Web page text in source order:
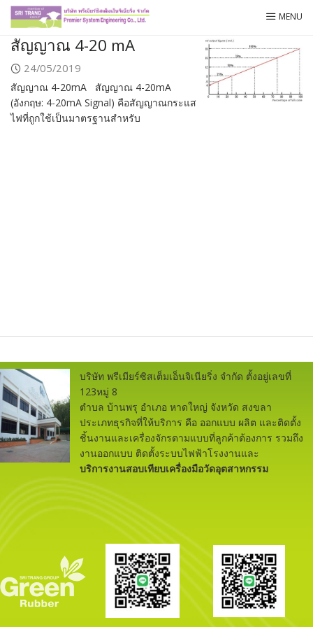
Skip
to
content
PSE MENU
สัญญาณ 4-20 mA
24/05/2019
สัญญาณ 4-20mA สัญญาณ 4-20mA
(อังกฤษ: 4-20mA Signal) คือสัญญาณกระแส
ไฟที่ถูกใช้เป็นมาตรฐานสำหรับ
บริษัท พรีเมียร์ซิสเต็มเอ็นจิเนียริ่ง จำกัด ตั้งอยู่เลขที่
123หมู่ 8
ตำบล บ้านพรุ อำเภอ หาดใหญ่ จังหวัด สงขลา
ประเภทธุรกิจที่ให้บริการ คือ ออกแบบ ผลิต และติดตั้ง
ชิ้นงานและเครื่องจักรตามแบบที่ลูกค้าต้องการ รวมถึง
งานออกแบบ ติดตั้งระบบไฟฟ้าโรงงานและ
บริการงานสอบเทียบเครื่องมือวัดอุตสาหกรรม